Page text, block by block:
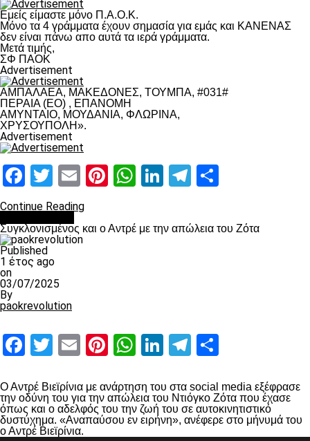
Εμείς είμαστε μόνο Π.Α.Ο.Κ.
Μόνο τα 4 γράμματα έχουν σημασία για εμάς και ΚΑΝΕΝΑΣ
δεν είναι πάνω απο αυτά τα ιερά γράμματα.
Μετά τιμής,
ΣΦ ΠΑΟΚ
Advertisement
ΑΜΠΑΛΑΕΑ, ΜΑΚΕΔΟΝΕΣ, ΤΟΥΜΠΑ, #031#
ΠΕΡΑΙΑ (ΕΟ) , ΕΠΑΝΟΜΗ
ΑΜΥΝΤΑΙΟ, ΜΟΥΔΑΝΙΑ, ΦΛΩΡΙΝΑ,
ΧΡΥΣΟΥΠΟΛΗ».
Advertisement
Facebook
Twitter
EmailPinterest
WhatsApp
LinkedIn
Telegram
Continue Reading
Συγκλονισμένος και ο Αντρέ με την απώλεια του Ζότα
Published
1 έτος ago
on
03/07/2025
By
paokrevolution
Facebook
Twitter
EmailPinterest
WhatsApp
LinkedIn
Telegram
Ο Αντρέ Βιεϊρίνια με ανάρτηση του στα social media εξέφρασε
την οδύνη του για την απώλεια του Ντιόγκο Ζότα που έχασε
όπως και ο αδελφός του την ζωή του σε αυτοκινητιστικό
δυστύχημα. «Αναπαύσου εν ειρήνη», ανέφερε στο μήνυμά του
ο Αντρέ Βιεϊρίνια.